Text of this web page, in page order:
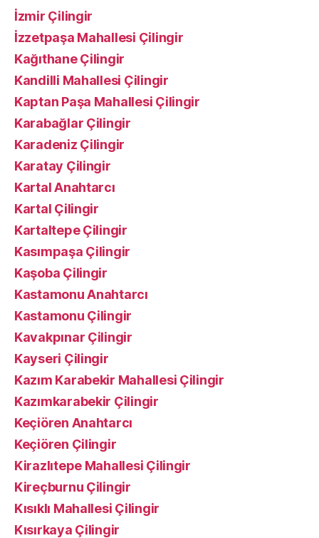
İzmir Çilingir
İzzetpaşa Mahallesi Çilingir
Kağıthane Çilingir
Kandilli Mahallesi Çilingir
Kaptan Paşa Mahallesi Çilingir
Karabağlar Çilingir
Karadeniz Çilingir
Karatay Çilingir
Kartal Anahtarcı
Kartal Çilingir
Kartaltepe Çilingir
Kasımpaşa Çilingir
Kaşoba Çilingir
Kastamonu Anahtarcı
Kastamonu Çilingir
Kavakpınar Çilingir
Kayseri Çilingir
Kazım Karabekir Mahallesi Çilingir
Kazımkarabekir Çilingir
Keçiören Anahtarcı
Keçiören Çilingir
Kirazlıtepe Mahallesi Çilingir
Kireçburnu Çilingir
Kısıklı Mahallesi Çilingir
Kısırkaya Çilingir